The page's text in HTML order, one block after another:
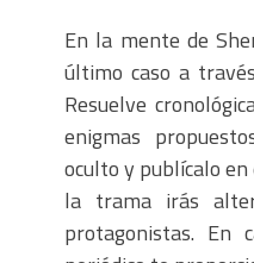
En la mente de
último caso a
Resuelve
enigmas
oculto y publícalo
la trama irás
protagonistas. En